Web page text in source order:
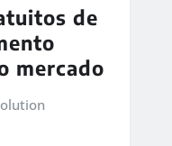
de
mercado